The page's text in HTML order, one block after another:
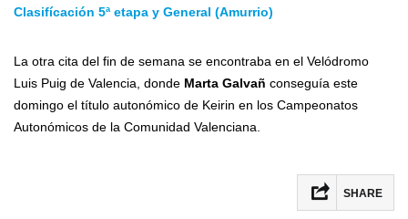
Clasifícación 5ª etapa y General (Amurrio)
La otra cita del fin de semana se encontraba en el Velódromo
Luis Puig de Valencia, donde Marta Galvañ conseguía este
domingo el título autonómico de Keirin en los Campeonatos
Autonómicos de la Comunidad Valenciana.
SHARE